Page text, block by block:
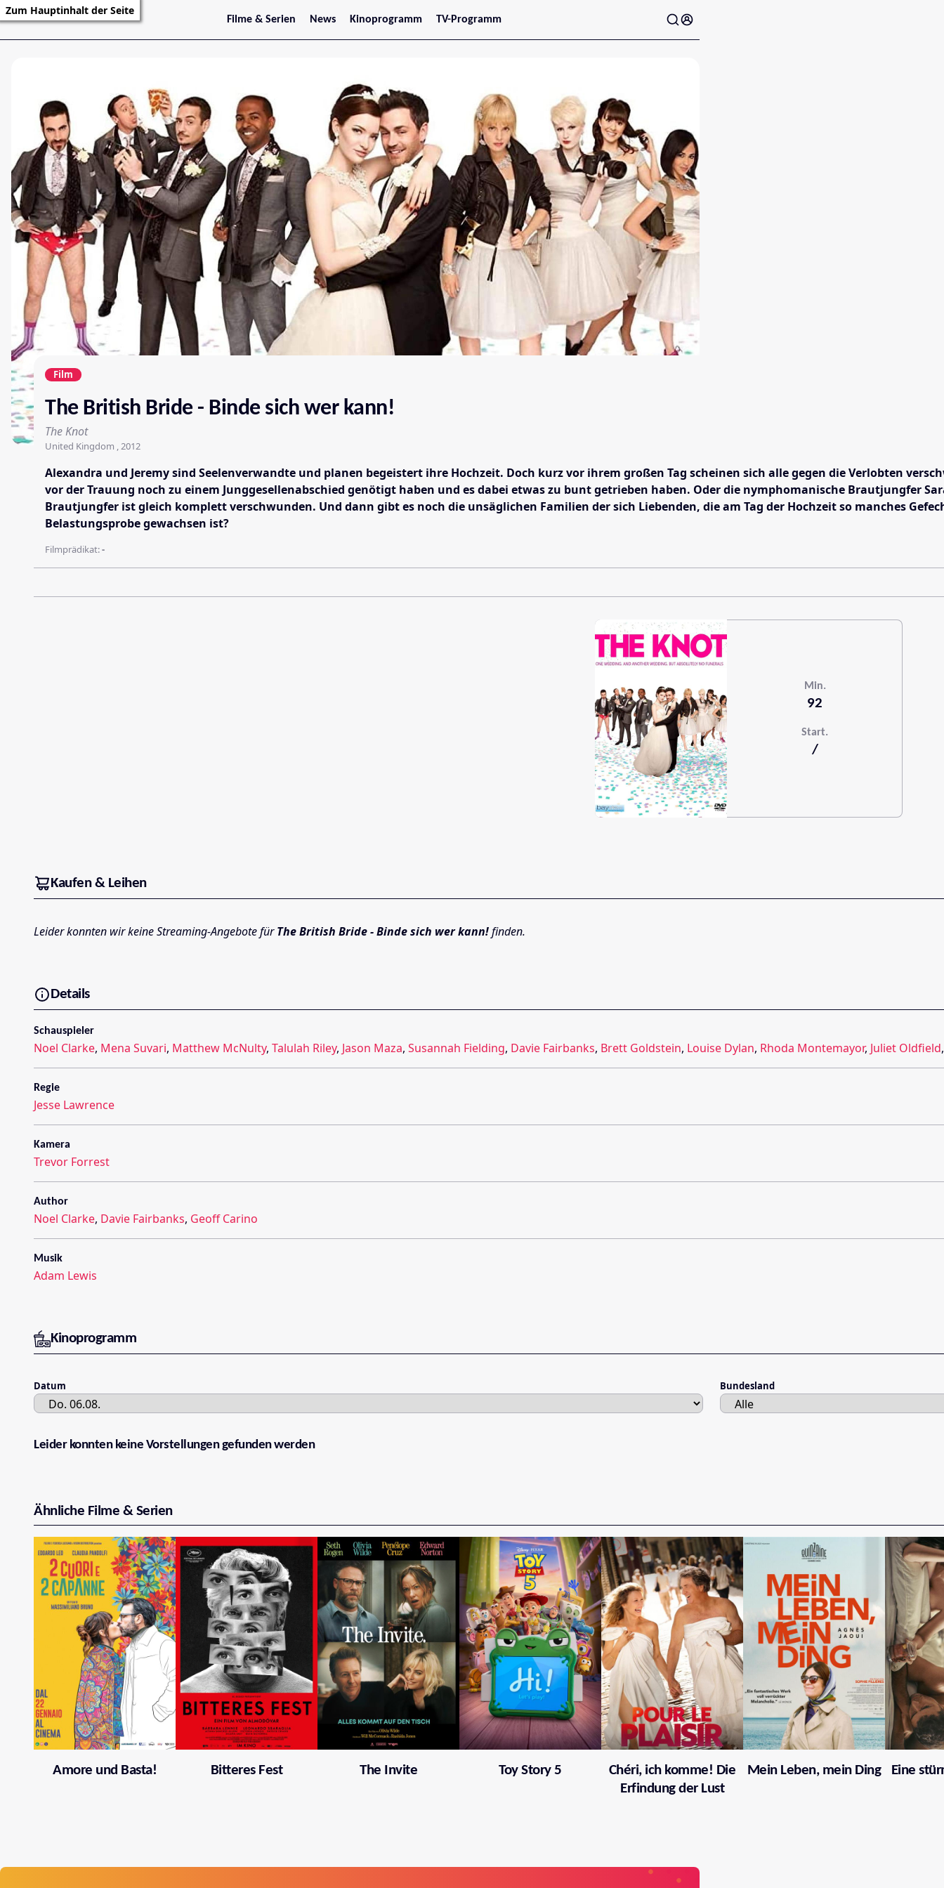
Zum Hauptinhalt der Seite
Filme & Serien
Trailer
News
Stars
Kinoprogramm
Jetzt im Kino
Oberösterreich
Steiermark
Burgenland
Kärnten
Salzburg
Tirol
Vorarlberg
TV-Programm
Film
The British Bride - Binde sich wer kann!
The Knot
United Kingdom , 2012
Alexandra und Jeremy sind Seelenverwandte und planen begeistert ihre Hochzeit. Doch kurz vor ihrem großen Tag scheinen sich alle gegen die Verlobten
vor der Trauung noch zu einem Junggesellenabschied genötigt haben und es dabei etwas zu bunt getrieben haben. Oder die nymphomanische Brautjungfer
Brautjungfer ist gleich komplett verschwunden. Und dann gibt es noch die unsäglichen Familien der sich Liebenden, die am Tag der Hochzeit so manches
Belastungsprobe gewachsen ist?
Filmprädikat:-
Min.
92
Start.
/
Kaufen & Leihen
Leider konnten wir keine Streaming-Angebote fürThe British Bride - Binde sich wer kann!finden.
Details
Schauspieler
Noel Clarke, Mena Suvari, Matthew McNulty, Talulah Riley, Jason Maza, Susannah Fielding, Davie Fairbanks, Brett Goldstein, Louise Dylan, Rhoda Montemayor, Juliet Oldfield
Regie
Jesse Lawrence
Kamera
Trevor Forrest
Author
Noel Clarke, Davie Fairbanks, Geoff Carino
Musik
Adam Lewis
Kinoprogramm
Datum Bundesland
Leider konnten keine Vorstellungen gefunden werden
Ähnliche Filme & Serien
Amore und Basta! Bitteres Fest The Invite Toy Story 5
Chéri, ich komme! Die
Erfindung der Lust
Mein Leben, mein Ding Eine